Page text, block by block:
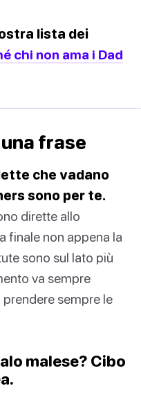
lista dei
chi non ama i Dad
frase
che vadano
sono per te.
dirette allo
finale non appena la
sono sul lato più
va sempre
sempre le
malese? Cibo